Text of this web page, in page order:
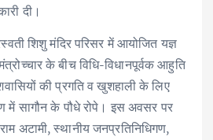
दी।
शिशु मंदिर परिसर में आयोजित यज्ञ
के बीच विधि-विधानपूर्वक आहुति
की प्रगति व खुशहाली के लिए
में सागौन के पौधे रोपे। इस अवसर पर
अटामी, स्थानीय जनप्रतिनिधिगण,